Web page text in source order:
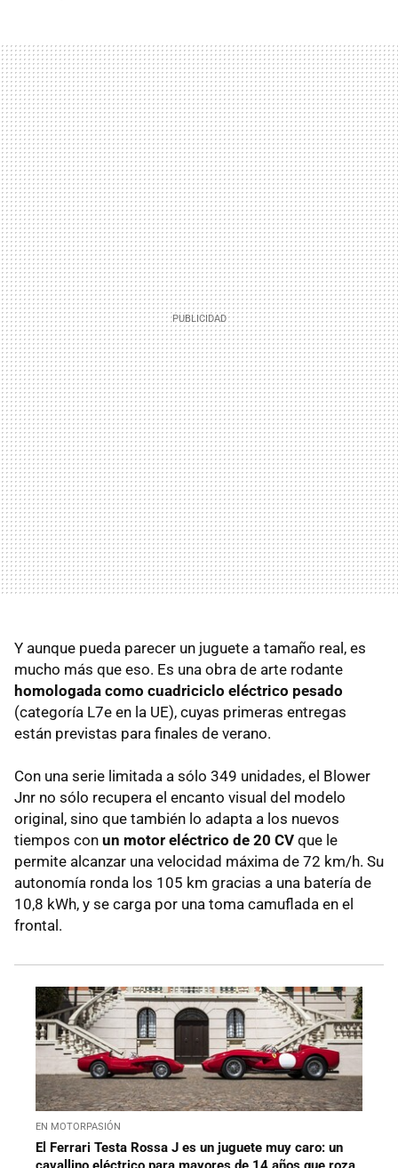
Y aunque pueda parecer un juguete a tamaño real, es
mucho más que eso. Es una obra de arte rodante
homologada como cuadriciclo eléctrico pesado
(categoría L7e en la UE), cuyas primeras entregas
están previstas para finales de verano.
Con una serie limitada a sólo 349 unidades, el Blower
Jnr no sólo recupera el encanto visual del modelo
original, sino que también lo adapta a los nuevos
tiempos con un motor eléctrico de 20 CV que le
permite alcanzar una velocidad máxima de 72 km/h. Su
autonomía ronda los 105 km gracias a una batería de
10,8 kWh, y se carga por una toma camuflada en el
frontal.
EN MOTORPASIÓN
El Ferrari Testa Rossa J es un juguete muy caro: un